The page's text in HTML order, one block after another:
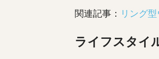
関連記事： リング
ライフスタイ